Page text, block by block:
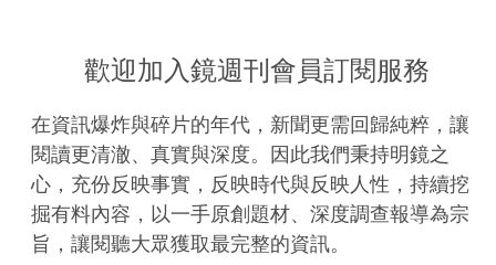
歡迎加入鏡週刊會員訂閱服務
在資訊爆炸與碎片的年代，新聞更需回歸純粹，讓
閱讀更清澈、真實與深度。因此我們秉持明鏡之
心，充份反映事實，反映時代與反映人性，持續挖
掘有料內容，以一手原創題材、深度調查報導為宗
旨，讓閱聽大眾獲取最完整的資訊。